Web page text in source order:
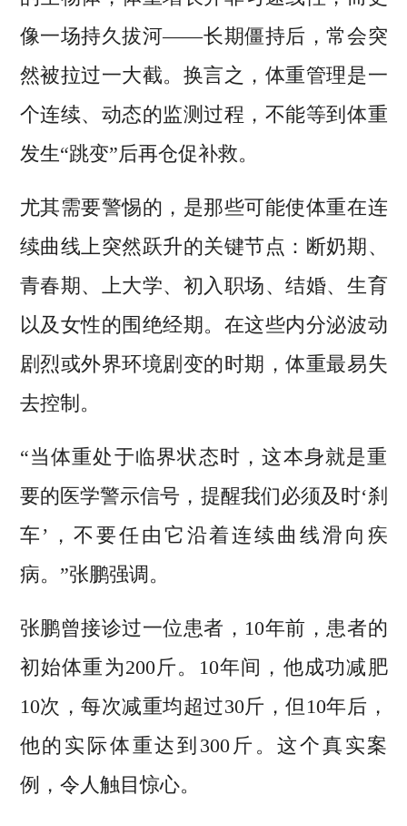
像一场持久拔河——长期僵持后，常会突
然被拉过一大截。换言之，体重管理是一
个连续、动态的监测过程，不能等到体重
发生“跳变”后再仓促补救。
尤其需要警惕的，是那些可能使体重在连
续曲线上突然跃升的关键节点：断奶期、
青春期、上大学、初入职场、结婚、生育
以及女性的围绝经期。在这些内分泌波动
剧烈或外界环境剧变的时期，体重最易失
去控制。
“当体重处于临界状态时，这本身就是重
要的医学警示信号，提醒我们必须及时‘刹
车’，不要任由它沿着连续曲线滑向疾
病。”张鹏强调。
张鹏曾接诊过一位患者，10年前，患者的
初始体重为200斤。10年间，他成功减肥
10次，每次减重均超过30斤，但10年后，
他的实际体重达到300斤。这个真实案
例，令人触目惊心。